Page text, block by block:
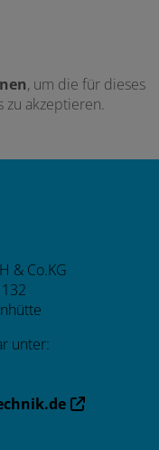
, um die für dieses
zu akzeptieren.
& Co.KG
unter: